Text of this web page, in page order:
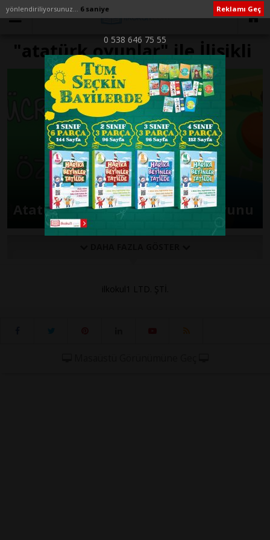
yönlendiriliyorsunuz... 6 saniye Reklamı Geç
0 538 646 75 55
"atatürk oyunlar" ile İlişikli
yazılar
Atatürk Konulu Sınıf İçi Kart Oyunu